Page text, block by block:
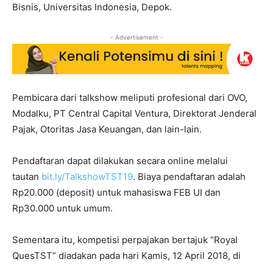
Bisnis, Universitas Indonesia, Depok.
- Advertisement -
Pembicara dari talkshow meliputi profesional dari OVO,
Modalku, PT Central Capital Ventura, Direktorat Jenderal
Pajak, Otoritas Jasa Keuangan, dan lain-lain.
Pendaftaran dapat dilakukan secara online melalui
tautan bit.ly/TalkshowTST19. Biaya pendaftaran adalah
Rp20.000 (deposit) untuk mahasiswa FEB UI dan
Rp30.000 untuk umum.
Sementara itu, kompetisi perpajakan bertajuk “Royal
QuesTST” diadakan pada hari Kamis, 12 April 2018, di